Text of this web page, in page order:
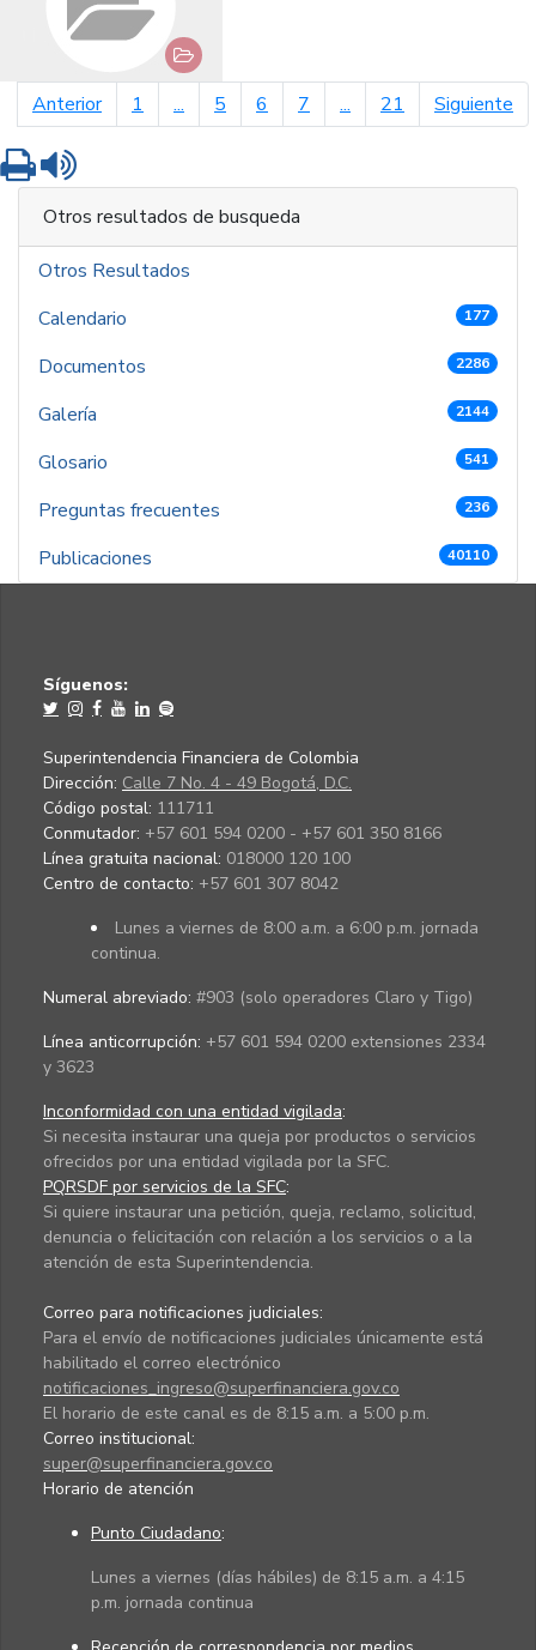
Anteriorpágina anterior
1 ... 5 6 7 ... 21 Siguiente
Imprimir
Otros resultados de busqueda
Otros Resultados
Calendario
177
Documentos 2286
Galería 2144
Glosario 541
Preguntas frecuentes 236
Publicaciones 40110
Síguenos:
Superintendencia Financiera de Colombia
Dirección: Calle 7 No. 4 - 49 Bogotá, D.C.
Código postal: 111711
Conmutador: +57 601 594 0200 - +57 601 350 8166
Línea gratuita nacional: 018000 120 100
Centro de contacto: +57 601 307 8042
Lunes a viernes de 8:00 a.m. a 6:00 p.m. jornada
continua.
Numeral abreviado: #903 (solo operadores Claro y Tigo)
Línea anticorrupción: +57 601 594 0200 extensiones 2334
y 3623
Inconformidad con una entidad vigilada:
Si necesita instaurar una queja por productos o servicios
ofrecidos por una entidad vigilada por la SFC.
PQRSDF por servicios de la SFC:
Si quiere instaurar una petición, queja, reclamo, solicitud,
denuncia o felicitación con relación a los servicios o a la
atención de esta Superintendencia.
Correo para notificaciones judiciales:
Para el envío de notificaciones judiciales únicamente está
habilitado el correo electrónico
notificaciones_ingreso@superfinanciera.gov.co
El horario de este canal es de 8:15 a.m. a 5:00 p.m.
Correo institucional:
super@superfinanciera.gov.co
Horario de atención
Punto Ciudadano:
Lunes a viernes (días hábiles) de 8:15 a.m. a 4:15
p.m. jornada continua